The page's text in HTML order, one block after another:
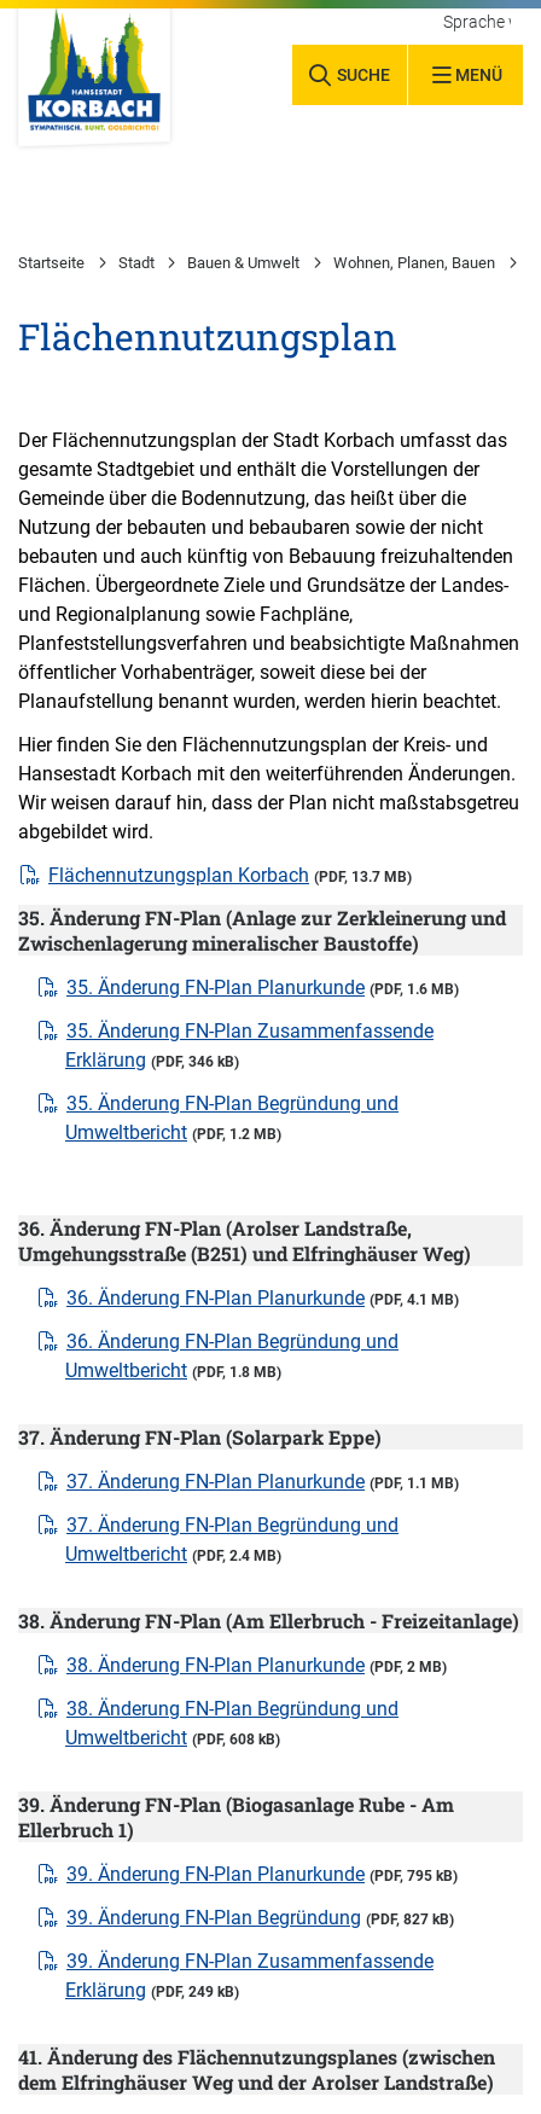
SUCHE MENÜ
Sprache
Startseite Stadt Bauen & Umwelt Wohnen, Planen, Bauen
Flächennutzungsplan
Der Flächennutzungsplan der Stadt Korbach umfasst das
gesamte Stadtgebiet und enthält die Vorstellungen der
Gemeinde über die Bodennutzung, das heißt über die
Nutzung der bebauten und bebaubaren sowie der nicht
bebauten und auch künftig von Bebauung freizuhaltenden
Flächen. Übergeordnete Ziele und Grundsätze der Landes-
und Regionalplanung sowie Fachpläne,
Planfeststellungsverfahren und beabsichtigte Maßnahmen
öffentlicher Vorhabenträger, soweit diese bei der
Planaufstellung benannt wurden, werden hierin beachtet.
Hier finden Sie den Flächennutzungsplan der Kreis- und
Hansestadt Korbach mit den weiterführenden Änderungen.
Wir weisen darauf hin, dass der Plan nicht maßstabsgetreu
abgebildet wird.
Flächennutzungsplan Korbach (PDF, 13.7 MB)
35. Änderung FN-Plan (Anlage zur Zerkleinerung und
Zwischenlagerung mineralischer Baustoffe)
35. Änderung FN-Plan Planurkunde (PDF, 1.6 MB)
35. Änderung FN-Plan Zusammenfassende
Erklärung (PDF, 346 kB)
35. Änderung FN-Plan Begründung und
Umweltbericht (PDF, 1.2 MB)
36. Änderung FN-Plan (Arolser Landstraße,
Umgehungsstraße (B251) und Elfringhäuser Weg)
36. Änderung FN-Plan Planurkunde (PDF, 4.1 MB)
36. Änderung FN-Plan Begründung und
Umweltbericht (PDF, 1.8 MB)
37. Änderung FN-Plan (Solarpark Eppe)
37. Änderung FN-Plan Planurkunde (PDF, 1.1 MB)
37. Änderung FN-Plan Begründung und
Umweltbericht (PDF, 2.4 MB)
38. Änderung FN-Plan (Am Ellerbruch - Freizeitanlage)
38. Änderung FN-Plan Planurkunde (PDF, 2 MB)
38. Änderung FN-Plan Begründung und
Umweltbericht (PDF, 608 kB)
39. Änderung FN-Plan (Biogasanlage Rube - Am
Ellerbruch 1)
39. Änderung FN-Plan Planurkunde (PDF, 795 kB)
39. Änderung FN-Plan Begründung (PDF, 827 kB)
39. Änderung FN-Plan Zusammenfassende
Erklärung (PDF, 249 kB)
41. Änderung des Flächennutzungsplanes (zwischen
dem Elfringhäuser Weg und der Arolser Landstraße)